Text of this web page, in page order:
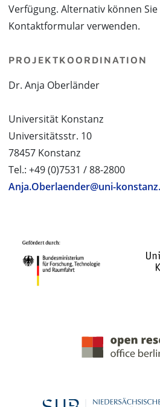
Verfügung. Alternativ können
Kontaktformular verwenden.
PROJEKTKOORDINATION
Dr. Anja Oberländer
Universität Konstanz
Universitätsstr. 10
78457 Konstanz
Tel.: +49 (0)7531 / 88-2800
Anja.Oberlaender@uni-